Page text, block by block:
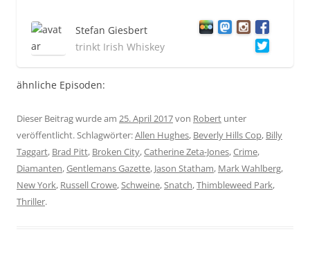
Stefan Giesbert
trinkt Irish Whiskey
ähnliche Episoden:
Dieser Beitrag wurde am 25. April 2017von Robert unter
veröffentlicht. Schlagwörter:Allen Hughes, Beverly Hills Cop, Billy
Taggart, Brad Pitt, Broken City,Catherine Zeta-Jones,Crime,
Diamanten,Gentlemans Gazette, Jason Statham, Mark Wahlberg,
New York, Russell Crowe,Schweine,Snatch,Thimbleweed Park,
Thriller.